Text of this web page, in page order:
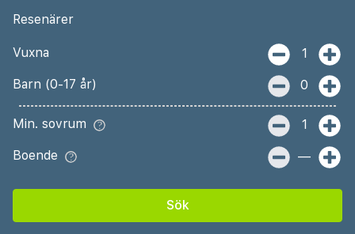
Resenärer
Vuxna 1
Barn (0-17 år) 0
Min. sovrum 1
Boende —
Sök